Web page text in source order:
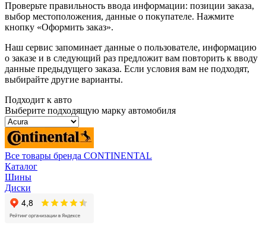
Проверьте правильность ввода информации: позиции заказа,
выбор местоположения, данные о покупателе. Нажмите
кнопку «Оформить заказ».
Наш сервис запоминает данные о пользователе, информацию
о заказе и в следующий раз предложит вам повторить к вводу
данные предыдущего заказа. Если условия вам не подходят,
выбирайте другие варианты.
Подходит к авто
Выберите подходящую марку автомобиля
Все товары бренда CONTINENTAL
Каталог
Шины
Диски